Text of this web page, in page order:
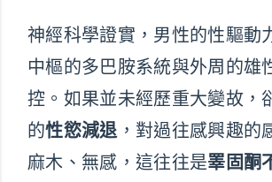
神經科學證實，男性的性驅動
中樞的多巴胺系統與外周的雄
控。如果並未經歷重大變故，
的性慾減退，對過往感興趣的
麻木、無感，這往往是睪固酮